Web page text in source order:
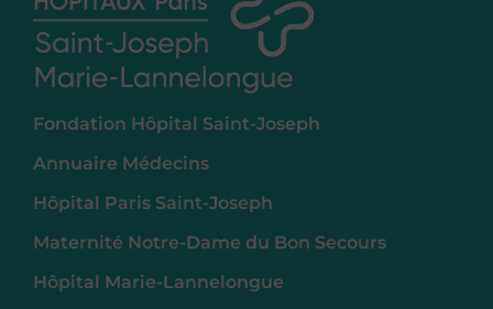
Fondation Hôpital Saint-Joseph
Annuaire Médecins
Hôpital Paris Saint-Joseph
Maternité Notre-Dame du Bon Secours
Hôpital Marie-Lannelongue